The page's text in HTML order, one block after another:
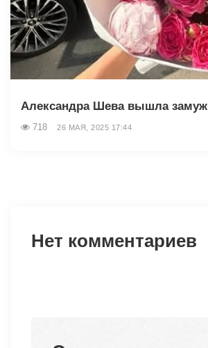
Александра Шева вышла замуж
718 26 МАЯ, 2025 17:44
Нет комментариев